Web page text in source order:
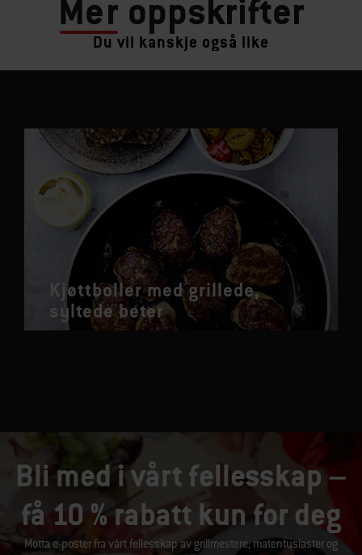
Mer oppskrifter
Du vil kanskje også like
Kjøttboller med grillede,
syltede beter
Bli med i vårt fellesskap –
få 10 % rabatt kun for deg
Motta e-poster fra vårt fellesskap av grillmestere, matentusiaster og